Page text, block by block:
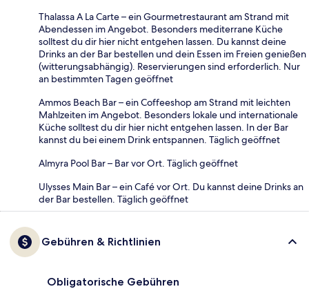
Thalassa A La Carte – ein Gourmetrestaurant am Strand mit
Abendessen im Angebot. Besonders mediterrane Küche
solltest du dir hier nicht entgehen lassen. Du kannst deine
Drinks an der Bar bestellen und dein Essen im Freien genießen
(witterungsabhängig). Reservierungen sind erforderlich. Nur
an bestimmten Tagen geöffnet
Ammos Beach Bar – ein Coffeeshop am Strand mit leichten
Mahlzeiten im Angebot. Besonders lokale und internationale
Küche solltest du dir hier nicht entgehen lassen. In der Bar
kannst du bei einem Drink entspannen. Täglich geöffnet
Almyra Pool Bar – Bar vor Ort. Täglich geöffnet
Ulysses Main Bar – ein Café vor Ort. Du kannst deine Drinks an
der Bar bestellen. Täglich geöffnet
Gebühren & Richtlinien
Obligatorische Gebühren